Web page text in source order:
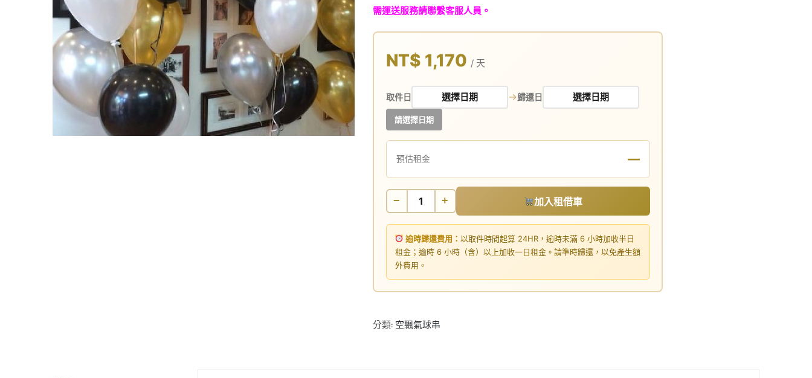
需運送服務請聯繫客服人員。
NT$ 1,170 / 天
取件日 →歸還日
請選擇日期
預估租金 —
− + 加入租借車
逾時歸還費用：以取件時間起算 24HR，逾時未滿 6 小時加收半日
租金；逾時 6 小時（含）以上加收一日租金。請準時歸還，以免產生額
外費用。
分類: 空飄氣球串